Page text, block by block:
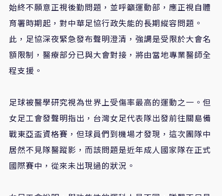
始終不願意正視後勤問題，並呼籲運動部，應正視自體
育署時期起，對中華足協行政失能的長期縱容問題。
此，足協深夜緊急發布聲明澄清，強調是受限於大會名
額限制，醫療部分已與大會對接，將由當地專業醫師全
程支援。
足球被醫學研究視為世界上受傷率最高的運動之一。​但
女足工會發聲明指出，台灣女足代表隊出發前往關島備
戰東亞盃資格賽，但球員們到機場才發現，這次團隊中
居然不見隊醫蹤影，而該問題是近年成人國家隊在正式
國際賽中，從來未出現過的狀況。